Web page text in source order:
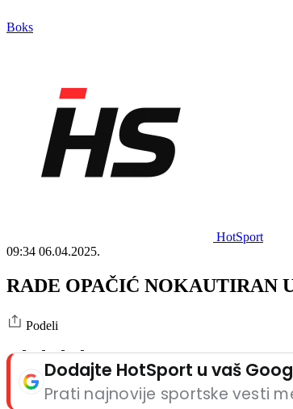
Boks
HotSport
09:34 06.04.2025.
RADE OPAČIĆ NOKAUTIRAN
Podeli
Dodajte HotSport u vaš
Prati najnovije sportske vesti